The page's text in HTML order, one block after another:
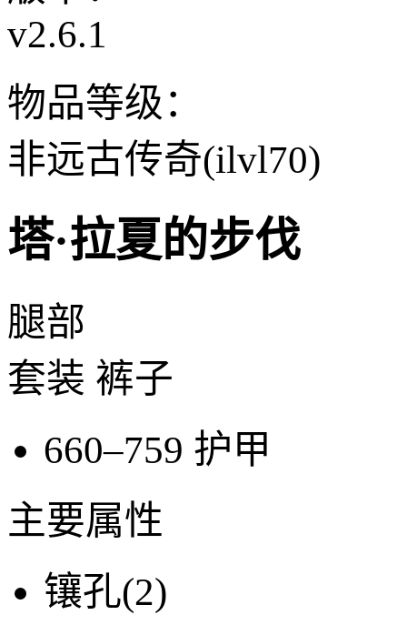
v2.6.1
物品等级：
非远古传奇(ilvl70)
塔·拉夏的步伐
腿部
套装 裤子
660–759 护甲
主要属性
镶孔(2)